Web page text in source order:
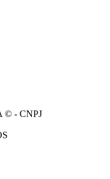
© - CNPJ